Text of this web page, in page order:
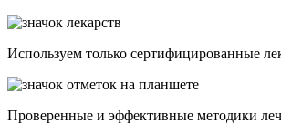
Используем только сертифицированные
Проверенные и эффективные методики